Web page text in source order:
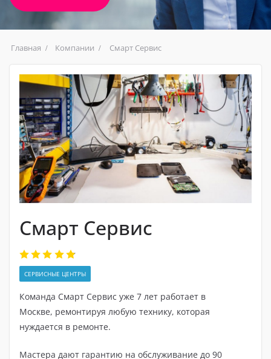
Главная Компании Смарт Сервис
Смарт Сервис
СЕРВИСНЫЕ ЦЕНТРЫ
Команда Смарт Сервис уже 7 лет работает в
Москве, ремонтируя любую технику, которая
нуждается в ремонте.
Мастера дают гарантию на обслуживание до 90